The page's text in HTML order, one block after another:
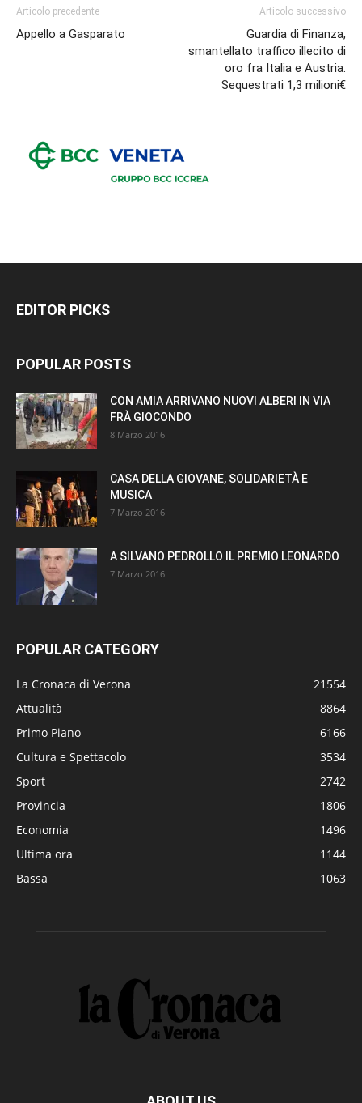
Articolo precedente
Appello a Gasparato
Articolo successivo
Guardia di Finanza,
smantellato traffico illecito di
oro fra Italia e Austria.
Sequestrati 1,3 milioni€
EDITOR PICKS
POPULAR POSTS
CON AMIA ARRIVANO NUOVI ALBERI IN VIA
FRÀ GIOCONDO
8 Marzo 2016
CASA DELLA GIOVANE, SOLIDARIETÀ E
MUSICA
7 Marzo 2016
A SILVANO PEDROLLO IL PREMIO LEONARDO
7 Marzo 2016
POPULAR CATEGORY
La Cronaca di Verona
21554
Attualità
8864
Primo Piano
6166
Cultura e Spettacolo
3534
Sport
2742
Provincia
1806
Economia
1496
Ultima ora
1144
Bassa
1063